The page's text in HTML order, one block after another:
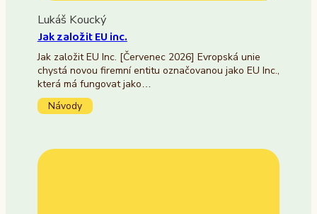
Lukáš Koucký
Jak založit EU inc.
Jak založit EU Inc. [Červenec 2026] Evropská unie
chystá novou firemní entitu označovanou jako EU Inc.,
která má fungovat jako…
Návody